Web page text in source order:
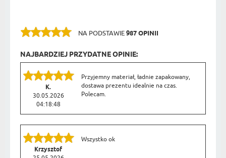
NA PODSTAWIE987 OPINII
NAJBARDZIEJ PRZYDATNE OPINIE:
K.
30.05.2026
04:18:48
Przyjemny materiał, ładnie zapakowany,
dostawa prezentu idealnie na czas.
Polecam.
Krzysztof
Wszystko ok